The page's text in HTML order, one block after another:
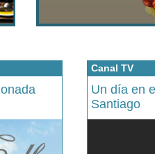
Canal TV
Un día en
Santiago